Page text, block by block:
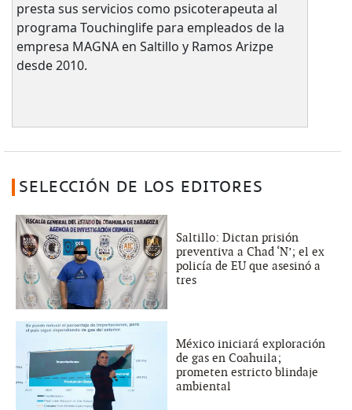
presta sus servicios como psicoterapeuta al
programa Touchinglife para empleados de la
empresa MAGNA en Saltillo y Ramos Arizpe
desde 2010.
SELECCIÓN DE LOS EDITORES
Saltillo: Dictan prisión
preventiva a Chad ‘N’; el ex
policía de EU que asesinó a
tres
México iniciará exploración
de gas en Coahuila;
prometen estricto blindaje
ambiental